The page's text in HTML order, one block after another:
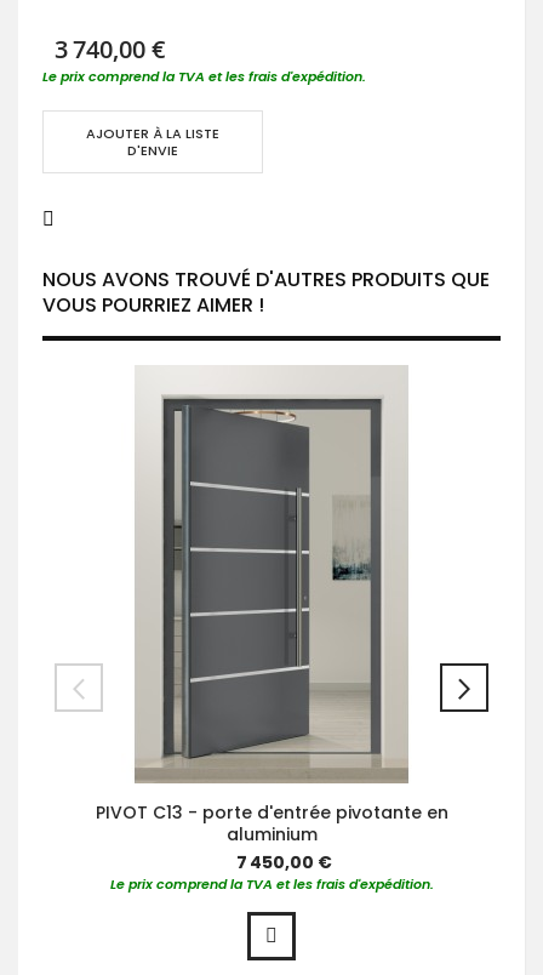
3 740,00 €
Le prix comprend la TVA et les frais d'expédition.
AJOUTER À LA LISTE
D'ENVIE
NOUS AVONS TROUVÉ D'AUTRES PRODUITS QUE
VOUS POURRIEZ AIMER !
PIVOT C13 - porte d'entrée pivotante en
aluminium
7 450,00 €
Le prix comprend la TVA et les frais d'expédition.